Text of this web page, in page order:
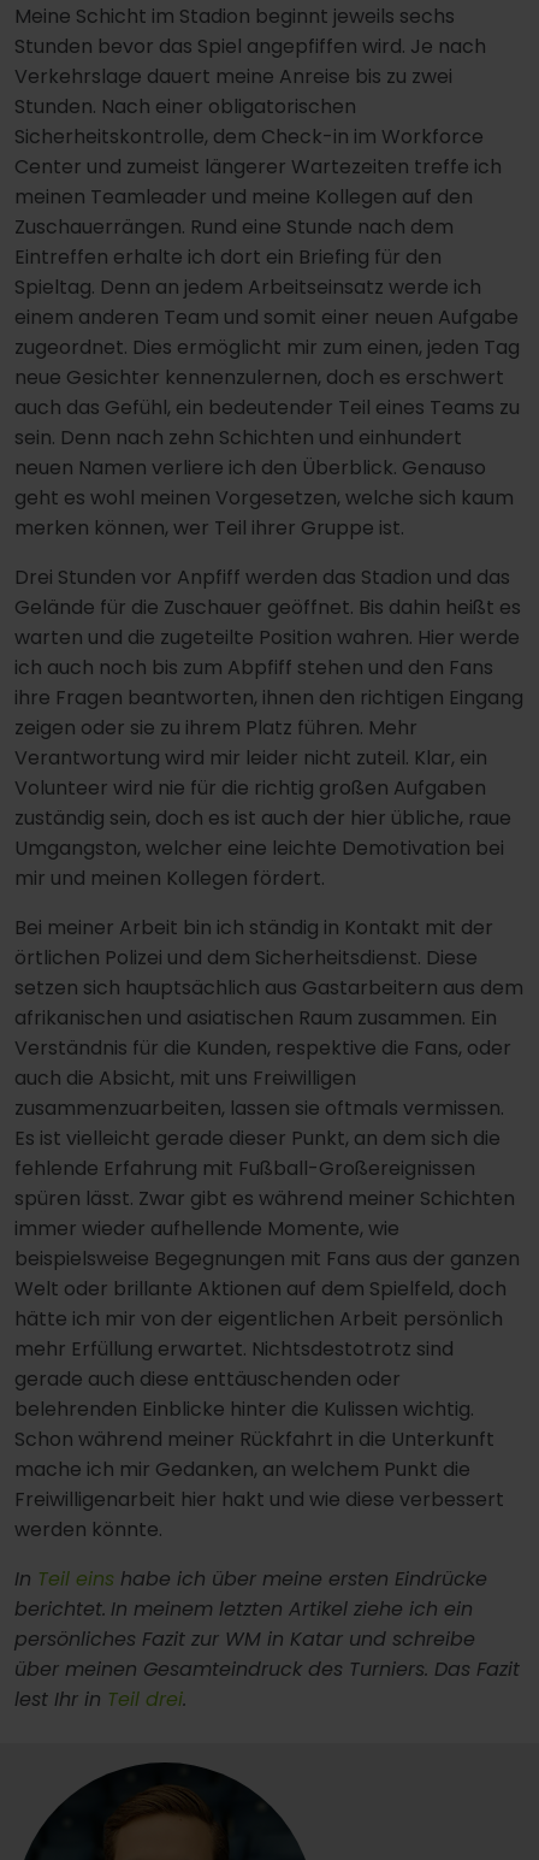
Meine Schicht im Stadion beginnt jeweils sechs
Stunden bevor das Spiel angepfiffen wird. Je nach
Verkehrslage dauert meine Anreise bis zu zwei
Stunden. Nach einer obligatorischen
Sicherheitskontrolle, dem Check-in im Workforce
Center und zumeist längerer Wartezeiten treffe ich
meinen Teamleader und meine Kollegen auf den
Zuschauerrängen. Rund eine Stunde nach dem
Eintreffen erhalte ich dort ein Briefing für den
Spieltag. Denn an jedem Arbeitseinsatz werde ich
einem anderen Team und somit einer neuen Aufgabe
zugeordnet. Dies ermöglicht mir zum einen, jeden Tag
neue Gesichter kennenzulernen, doch es erschwert
auch das Gefühl, ein bedeutender Teil eines Teams zu
sein. Denn nach zehn Schichten und einhundert
neuen Namen verliere ich den Überblick. Genauso
geht es wohl meinen Vorgesetzen, welche sich kaum
merken können, wer Teil ihrer Gruppe ist.
Drei Stunden vor Anpfiff werden das Stadion und das
Gelände für die Zuschauer geöffnet. Bis dahin heißt es
warten und die zugeteilte Position wahren. Hier werde
ich auch noch bis zum Abpfiff stehen und den Fans
ihre Fragen beantworten, ihnen den richtigen Eingang
zeigen oder sie zu ihrem Platz führen. Mehr
Verantwortung wird mir leider nicht zuteil. Klar, ein
Volunteer wird nie für die richtig großen Aufgaben
zuständig sein, doch es ist auch der hier übliche, raue
Umgangston, welcher eine leichte Demotivation bei
mir und meinen Kollegen fördert.
Bei meiner Arbeit bin ich ständig in Kontakt mit der
örtlichen Polizei und dem Sicherheitsdienst. Diese
setzen sich hauptsächlich aus Gastarbeitern aus dem
afrikanischen und asiatischen Raum zusammen. Ein
Verständnis für die Kunden, respektive die Fans, oder
auch die Absicht, mit uns Freiwilligen
zusammenzuarbeiten, lassen sie oftmals vermissen.
Es ist vielleicht gerade dieser Punkt, an dem sich die
fehlende Erfahrung mit Fußball-Großereignissen
spüren lässt. Zwar gibt es während meiner Schichten
immer wieder aufhellende Momente, wie
beispielsweise Begegnungen mit Fans aus der ganzen
Welt oder brillante Aktionen auf dem Spielfeld, doch
hätte ich mir von der eigentlichen Arbeit persönlich
mehr Erfüllung erwartet. Nichtsdestotrotz sind
gerade auch diese enttäuschenden oder
belehrenden Einblicke hinter die Kulissen wichtig.
Schon während meiner Rückfahrt in die Unterkunft
mache ich mir Gedanken, an welchem Punkt die
Freiwilligenarbeit hier hakt und wie diese verbessert
werden könnte.
In Teil eins habe ich über meine ersten Eindrücke
berichtet. In meinem letzten Artikel ziehe ich ein
persönliches Fazit zur WM in Katar und schreibe
über meinen Gesamteindruck des Turniers. Das Fazit
lest Ihr in Teil drei.